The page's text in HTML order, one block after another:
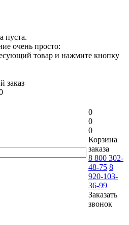
пуста.
очень просто:
товар и нажмите кнопку
заказ
0
0
0
Корзина
заказа
8 800 302-
48-75 8
920-103-
36-99
Заказать
звонок